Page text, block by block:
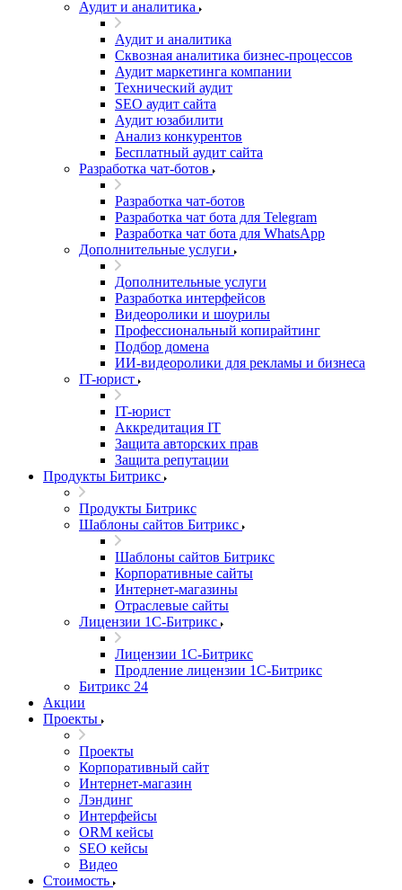
Аудит и аналитика
Аудит и аналитика
Сквозная аналитика бизнес-процессов
Аудит маркетинга компании
Технический аудит
SEO аудит сайта
Аудит юзабилити
Анализ конкурентов
Бесплатный аудит сайта
Разработка чат-ботов
Разработка чат-ботов
Разработка чат бота для Telegram
Разработка чат бота для WhatsApp
Дополнительные услуги
Дополнительные услуги
Разработка интерфейсов
Видеоролики и шоурилы
Профессиональный копирайтинг
Подбор домена
ИИ-видеоролики для рекламы и бизнеса
IT-юрист
IT-юрист
Аккредитация IT
Защита авторских прав
Защита репутации
Продукты Битрикс
Продукты Битрикс
Шаблоны сайтов Битрикс
Шаблоны сайтов Битрикс
Корпоративные сайты
Интернет-магазины
Отраслевые сайты
Лицензии 1С-Битрикс
Лицензии 1С-Битрикс
Продление лицензии 1С-Битрикс
Битрикс 24
Акции
Проекты
Проекты
Корпоративный сайт
Интернет-магазин
Лэндинг
Интерфейсы
ORM кейсы
SEO кейсы
Видео
Стоимость